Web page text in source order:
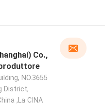
Co.,
NO.3655
District,
,La CINA